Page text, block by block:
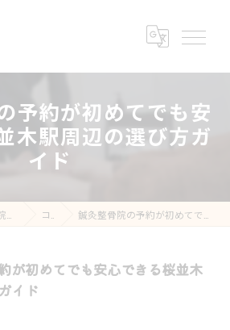
予約が初めてでも安
木駅周辺の選び方ガ
イド
コラム 鍼灸整骨院の予約が初めてでも安心できる桜並木駅周辺の選び方ガイド
が初めてでも安心できる桜並木
イド